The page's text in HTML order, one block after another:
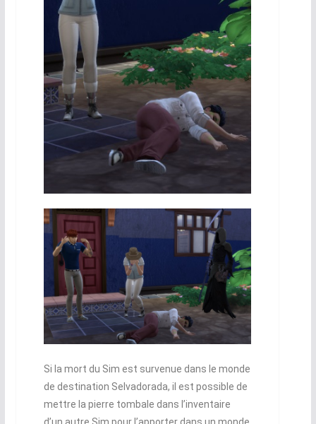
Si la mort du Sim est survenue dans le monde
de destination Selvadorada, il est possible de
mettre la pierre tombale dans l’inventaire
d’un autre Sim pour l’apporter dans un monde